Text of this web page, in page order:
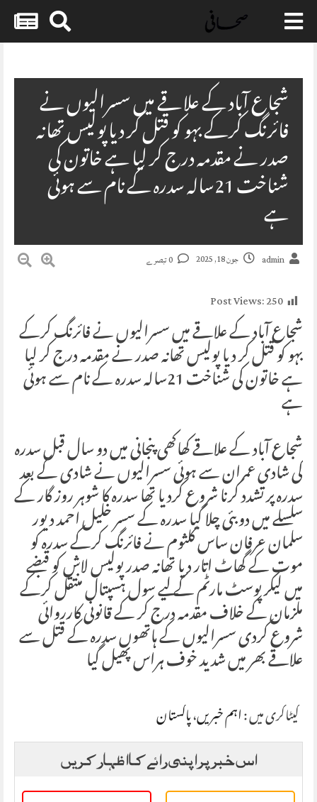
Skip
شجاع آباد کے علاقے میں سسرالیوں نے
فائرنگ کرکے بہو کو قتل کر دیا پولیس تھانہ
صدر نے مقدمہ درج کر لیا ہے خاتون کی
شناخت 21سالہ سدرہ کے نام سے ہوئی ہے
admin جون 18, 2025
Post Views:250
شجاع آباد کے علاقے میں سسرالیوں نے فائرنگ کرکے
بہو کو قتل کر دیا پولیس تھانہ صدر نے مقدمہ درج کر لیا
ہے خاتون کی شناخت 21سالہ سدرہ کے نام سے ہوئی
ہے
شجاع آباد کے علاقے کھاکھی پنجانی میں دو سال قبل سدرہ
کی شادی عمران سے ہوئی سسرالیوں نے شادی کے بعد
سدرہ پر تشدد کرنا شروع کردیا تھا سدرہ کا شوہر روز گار کے
سلسلے میں دوبئی چلا گیا سدرہ کے سسر خلیل احمد دیور
سلمان عرفان ساس کلثوم نے فائرنگ کرکے سدرہ کو
موت کے گھاٹ اتار دیا تھانہ صدر پولیس لاش کو قبضے
میں لیکر پوسٹ مارٹم کے لیے سول ہسپتال منتقل کرکے
ملزمان کے خلاف مقدمہ درج کر کے قانونی کارروائی
شروع کردی سسرالیوں کے ہاتھوں سدرہ کے قتل سے
علاقے بھر میں شدید خوف ہراس پھیل گیا
کیٹاگری میں :اہم خبریں،پاکستان
اس خبر پر اپنی رائے کا اظہار کریں